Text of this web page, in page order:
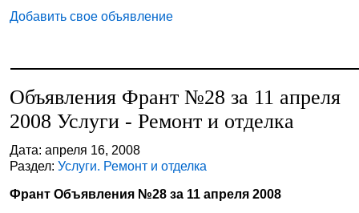
Добавить свое объявление
Объявления Франт №28 за 11 апреля
2008 Услуги - Ремонт и отделка
Дата: апреля 16, 2008
Раздел:Услуги. Ремонт и отделка
Франт Объявления №28 за 11 апреля 2008